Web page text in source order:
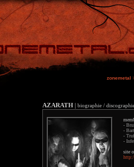
zonemetal
AZARATH | biographie /
-
-
-
-
site